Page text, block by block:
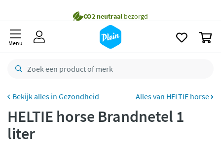
besteld,
Gratisretourneren
CO2 neutraal
Betaal met Klarna
Menu
Gezondheid Alles van HELTIE horse
HELTIE horse Brandnetel 1
liter